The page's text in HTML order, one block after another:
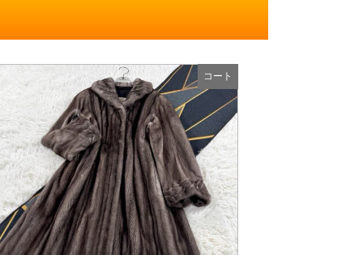
コート